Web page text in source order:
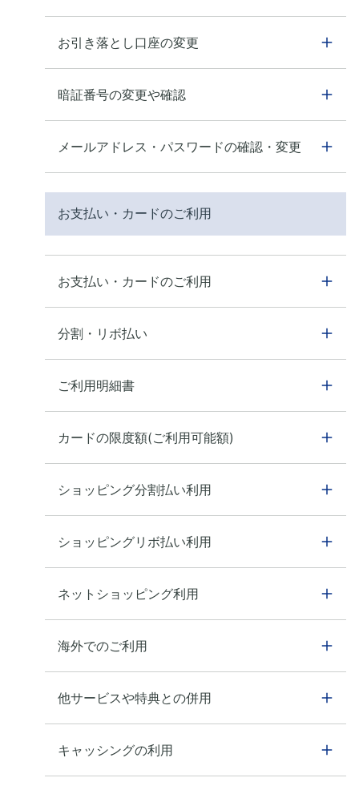
お引き落とし口座の変更
暗証番号の変更や確認
メールアドレス・パスワードの確認・変更
お支払い・カードのご利用
お支払い・カードのご利用
分割・リボ払い
ご利用明細書
カードの限度額(ご利用可能額)
ショッピング分割払い利用
ショッピングリボ払い利用
ネットショッピング利用
海外でのご利用
他サービスや特典との併用
キャッシングの利用